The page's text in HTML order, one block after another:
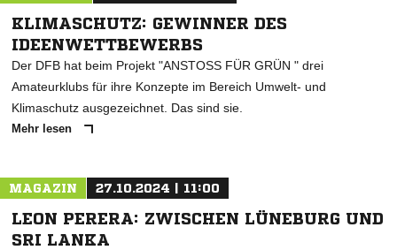
KLIMASCHUTZ: GEWINNER DES
IDEENWETTBEWERBS
Der DFB hat beim Projekt "ANSTOSS FÜR GRÜN " drei
Amateurklubs für ihre Konzepte im Bereich Umwelt- und
Klimaschutz ausgezeichnet. Das sind sie.
Mehr lesen
MAGAZIN 27.10.2024 | 11:00
LEON PERERA: ZWISCHEN LÜNEBURG UND
SRI LANKA